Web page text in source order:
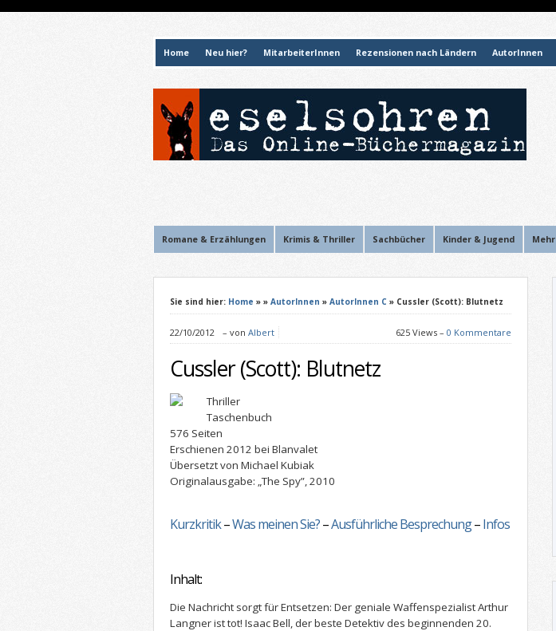
Home Neu hier? MitarbeiterInnen Rezensionen nach Ländern AutorInnen
Romane & Erzählungen Krimis & Thriller Sachbücher Kinder & Jugend Mehr
Sie sind hier: Home » » AutorInnen » AutorInnen C » Cussler (Scott): Blutnetz
22/10/2012 – von Albert 625 Views – 0 Kommentare
Cussler (Scott): Blutnetz
Thriller
Taschenbuch
576 Seiten
Erschienen 2012 bei Blanvalet
Übersetzt von Michael Kubiak
Originalausgabe: „The Spy”, 2010
Kurzkritik–Was meinen Sie?–Ausführliche Besprechung–Infos
Inhalt:
Die Nachricht sorgt für Entsetzen: Der geniale Waffenspezialist Arthur
Langner ist tot! Isaac Bell, der beste Detektiv des beginnenden 20.